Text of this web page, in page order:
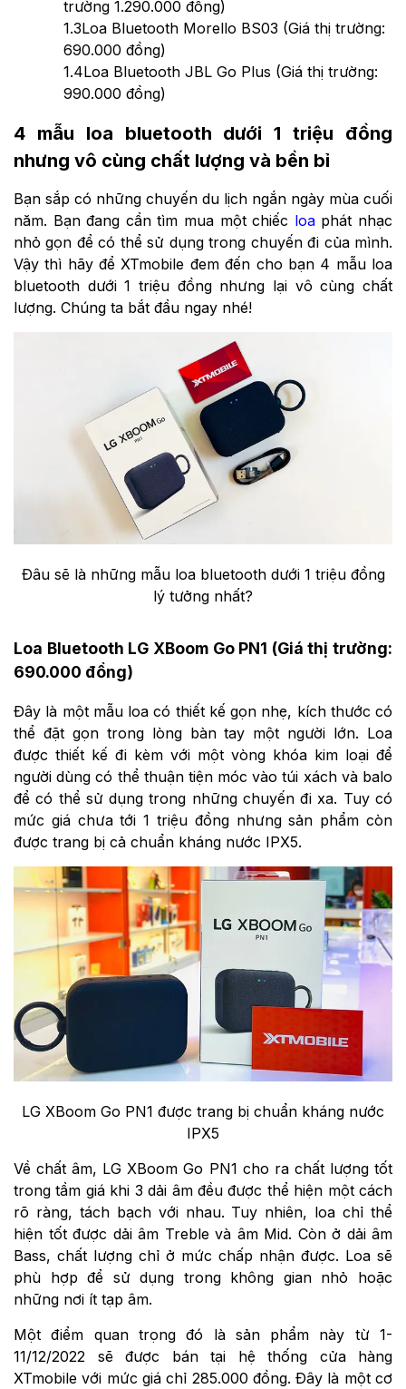
trường 1.290.000 đồng)
1.3Loa Bluetooth Morello BS03 (Giá thị trường:
690.000 đồng)
1.4Loa Bluetooth JBL Go Plus (Giá thị trường:
990.000 đồng)
4 mẫu loa bluetooth dưới 1 triệu đồng
nhưng vô cùng chất lượng và bền bỉ
Bạn sắp có những chuyến du lịch ngắn ngày mùa cuối
năm. Bạn đang cần tìm mua một chiếc loaphát nhạc
nhỏ gọn để có thể sử dụng trong chuyến đi của mình.
Vậy thì hãy để XTmobile đem đến cho bạn 4 mẫu loa
bluetooth dưới 1 triệu đồng nhưng lại vô cùng chất
lượng. Chúng ta bắt đầu ngay nhé!
Đâu sẽ là những mẫu loa bluetooth dưới 1 triệu đồng
lý tưởng nhất?
Loa Bluetooth LG XBoom Go PN1 (Giá thị trường:
690.000 đồng)
Đây là một mẫu loa có thiết kế gọn nhẹ, kích thước có
thể đặt gọn trong lòng bàn tay một người lớn. Loa
được thiết kế đi kèm với một vòng khóa kim loại để
người dùng có thể thuận tiện móc vào túi xách và balo
để có thể sử dụng trong những chuyến đi xa. Tuy có
mức giá chưa tới 1 triệu đồng nhưng sản phẩm còn
được trang bị cả chuẩn kháng nước IPX5.
LG XBoom Go PN1 được trang bị chuẩn kháng nước
IPX5
Về chất âm, LG XBoom Go PN1 cho ra chất lượng tốt
trong tầm giá khi 3 dải âm đều được thể hiện một cách
rõ ràng, tách bạch với nhau. Tuy nhiên, loa chỉ thể
hiện tốt được dải âm Treble và âm Mid. Còn ở dải âm
Bass, chất lượng chỉ ở mức chấp nhận được. Loa sẽ
phù hợp để sử dụng trong không gian nhỏ hoặc
những nơi ít tạp âm.
Một điểm quan trọng đó là sản phẩm này từ 1-
11/12/2022 sẽ được bán tại hệ thống cửa hàng
XTmobile với mức giá chỉ 285.000 đồng. Đây là một cơ